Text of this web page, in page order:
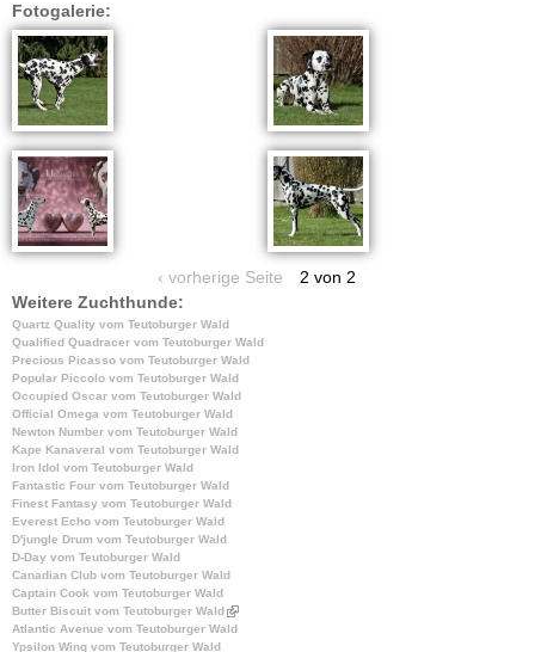
Fotogalerie:
‹ vorherige Seite
2 von 2
Weitere Zuchthunde:
Quartz Quality vom Teutoburger Wald
Qualified Quadracer vom Teutoburger Wald
Precious Picasso vom Teutoburger Wald
Popular Piccolo vom Teutoburger Wald
Occupied Oscar vom Teutoburger Wald
Official Omega vom Teutoburger Wald
Newton Number vom Teutoburger Wald
Kape Kanaveral vom Teutoburger Wald
Iron Idol vom Teutoburger Wald
Fantastic Four vom Teutoburger Wald
Finest Fantasy vom Teutoburger Wald
Everest Echo vom Teutoburger Wald
D'jungle Drum vom Teutoburger Wald
D-Day vom Teutoburger Wald
Canadian Club vom Teutoburger Wald
Captain Cook vom Teutoburger Wald
Butter Biscuit vom Teutoburger Wald (
l
Atlantic Avenue vom Teutoburger Wald
Ypsilon Wing vom Teutoburger Wald